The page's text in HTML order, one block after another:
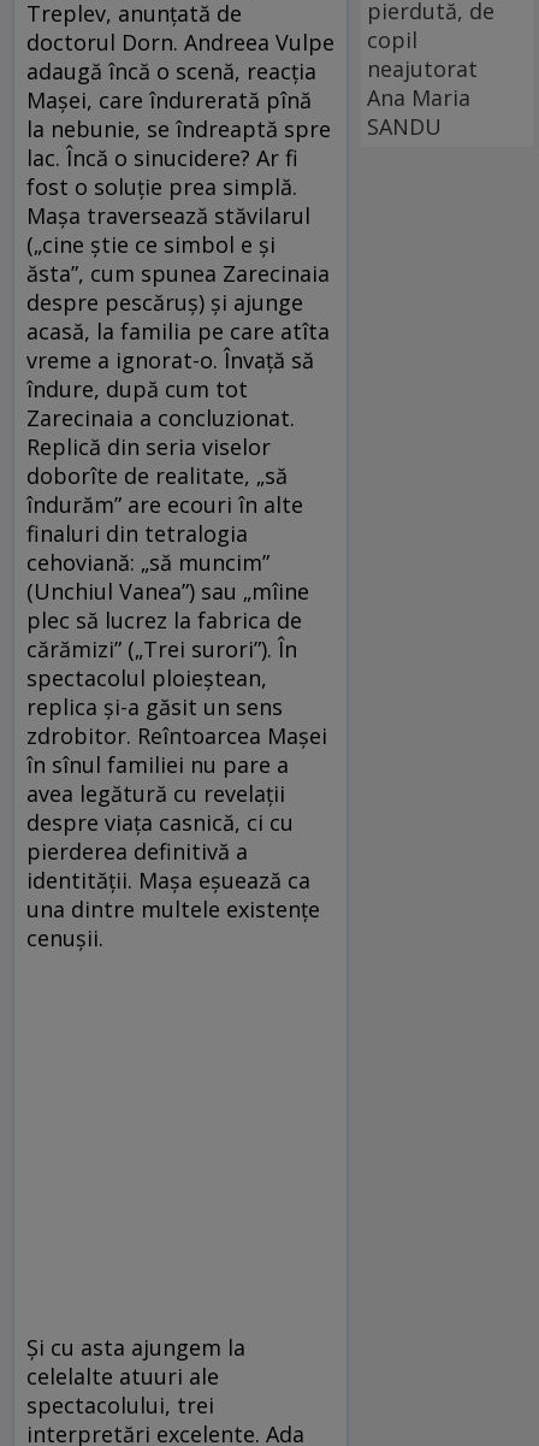
Treplev, anunţată de
doctorul Dorn. Andreea Vulpe
adaugă încă o scenă, reacţia
Maşei, care îndurerată pînă
la nebunie, se îndreaptă spre
lac. Încă o sinucidere? Ar fi
fost o soluţie prea simplă.
Maşa traversează stăvilarul
(„cine ştie ce simbol e şi
ăsta”, cum spunea Zarecinaia
despre pescăruş) şi ajunge
acasă, la familia pe care atîta
vreme a ignorat-o. Învaţă să
îndure, după cum tot
Zarecinaia a concluzionat.
Replică din seria viselor
doborîte de realitate, „să
îndurăm” are ecouri în alte
finaluri din tetralogia
cehoviană: „să muncim”
(Unchiul Vanea”) sau „mîine
plec să lucrez la fabrica de
cărămizi” („Trei surori”). În
spectacolul ploieştean,
replica şi-a găsit un sens
zdrobitor. Reîntoarcea Maşei
în sînul familiei nu pare a
avea legătură cu revelaţii
despre viaţa casnică, ci cu
pierderea definitivă a
identităţii. Maşa eşuează ca
una dintre multele existenţe
cenuşii.
Şi cu asta ajungem la
celelalte atuuri ale
spectacolului, trei
interpretări excelente. Ada
pierdută, de
copil
neajutorat
Ana Maria
SANDU